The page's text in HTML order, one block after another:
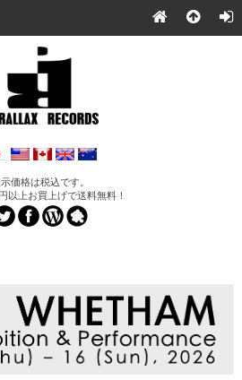
価格は税込です。
以上お買上げで送料無料！